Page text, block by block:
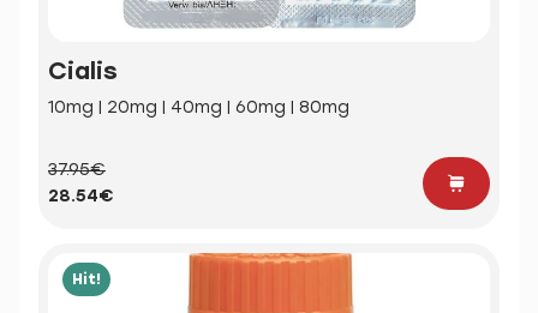
Cialis
10mg | 20mg | 40mg | 60mg | 80mg
37.95€
28.54€
Hit!